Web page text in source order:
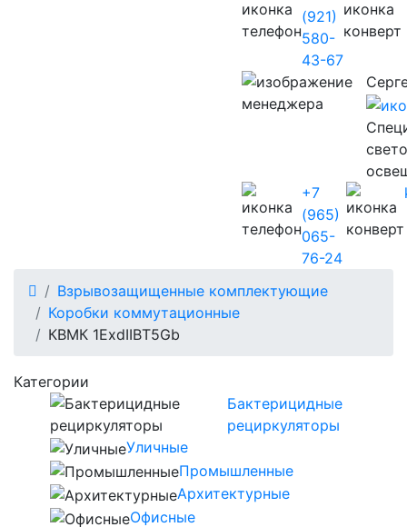
(921)
580-
43-67
+7
(965)
065-
76-24
Взрывозащищенные комплектующие
Коробки коммутационные
КВМК 1ExdIIBT5Gb
Категории
Бактерицидные
рециркуляторы
Уличные
Промышленные
Архитектурные
Офисные